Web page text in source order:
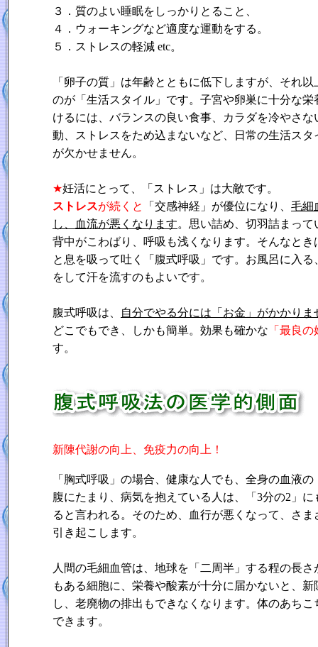
３．質のよい睡眠をしっかりとること、
４．ウォーキングなど適度な運動をする。
５．ストレスの軽減 etc。
「卵子の質」は年齢とともに低下しますが、それ
のが「生活スタイル」です。子宮や卵巣に十分な栄
けるには、バランスの良い食事、カラダを冷やさな
動、ストレスをため込まないなど、日常の生活スタ
が欠かせません。
★妊活にとって、「ストレス」は大敵です。
ストレスが続くと 「交感神経」が優位になり、 毛細
し、血流が悪くなります。思い詰め、切羽詰まって
背中がこわばり、呼吸も浅くなります。そんなとき
と息を吸って吐く「腹式呼吸」です。お風呂に入る
をして汗を流すのもよいです。
腹式呼吸は、
自分でやる分には「お金」がかかりま
どこでもでき、しかも簡単。効果も確かな 「最良
す。
新陳代謝の向上、免疫力の向上！
「胸式呼吸」の場合、健康な人でも、全身の血液の
腹にたまり、病気を抱えている人は、「3分の2」に
ると言われる。そのため、血行が悪くなって、さま
引き起こします。
人間の毛細血管は、地球を「二周半」する程の長さ
もある細胞に、栄養や酸素が十分に届かないと、新
し、老廃物の排出もできなくなります。体のあちこ
できます。